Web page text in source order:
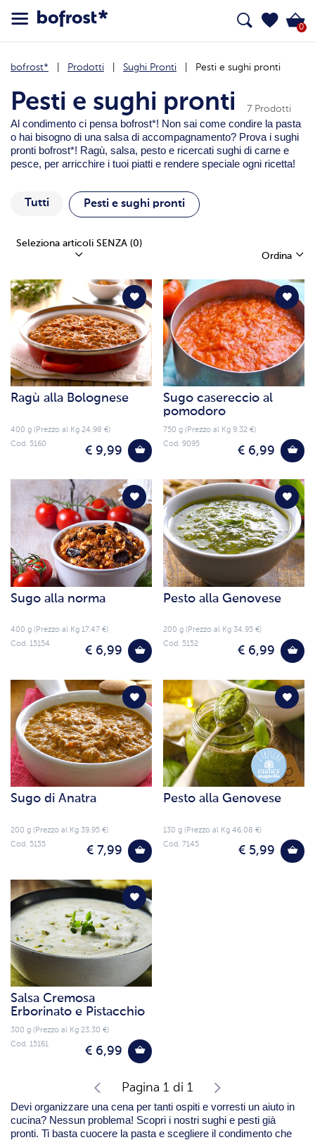
0
bofrost* Prodotti Sughi Pronti Pesti e sughi pronti
Pesti e sughi pronti 7 Prodotti
Al condimento ci pensa bofrost*! Non sai come condire la pasta
o hai bisogno di una salsa di accompagnamento? Prova i sughi
pronti bofrost*! Ragù, salsa, pesto e ricercati sughi di carne e
pesce, per arricchire i tuoi piatti e rendere speciale ogni ricetta!
Tutti Pesti e sughi pronti
Seleziona articoli SENZA (0)
Ordina
Ragù alla Bolognese
400 g (Prezzo al Kg 24.98 €)
€ 9,99
Cod. 5160
Sugo casereccio al
pomodoro
750 g (Prezzo al Kg 9.32 €)
€ 6,99
Cod. 9095
Sugo alla norma
400 g (Prezzo al Kg 17.47 €)
€ 6,99
Cod. 15154
Pesto alla Genovese
200 g (Prezzo al Kg 34.95 €)
€ 6,99
Cod. 5152
Sugo di Anatra
200 g (Prezzo al Kg 39.95 €)
€ 7,99
Cod. 5155
Pesto alla Genovese
130 g (Prezzo al Kg 46.08 €)
€ 5,99
Cod. 7145
Salsa Cremosa
Erborinato e Pistacchio
300 g (Prezzo al Kg 23.30 €)
€ 6,99
Cod. 15161
Pagina 1 di 1
Devi organizzare una cena per tanti ospiti e vorresti un aiuto in
cucina? Nessun problema! Scopri i nostri sughi e pesti già
pronti. Ti basta cuocere la pasta e scegliere il condimento che